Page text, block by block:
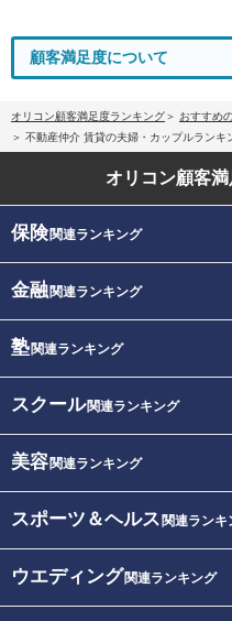
顧客満足度について
オリコン顧客満足度ランキング
おすすめ
不動産仲介 賃貸の夫婦・カップルランキ
オリコン顧客
保険関連ランキング
金融関連ランキング
塾関連ランキング
スクール関連ランキング
美容関連ランキング
スポーツ＆ヘルス 関連ランキ
ウエディング関連ランキング